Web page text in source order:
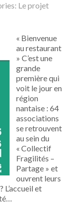
Le projet
« Bienvenue
au restaurant
» C’est une
grande
première qui
voit le jour en
région
nantaise : 64
associations
se retrouvent
au sein du
« Collectif
Fragilités –
Partage » et
ouvrent leurs
L’accueil et